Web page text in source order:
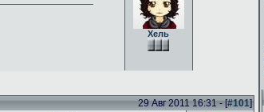
Хель
29 Авг 2011 16:31 - [#101]